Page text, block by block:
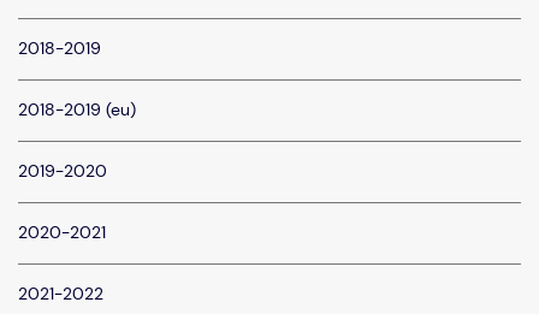
2018-2019
2018-2019 (eu)
2019-2020
2020-2021
2021-2022